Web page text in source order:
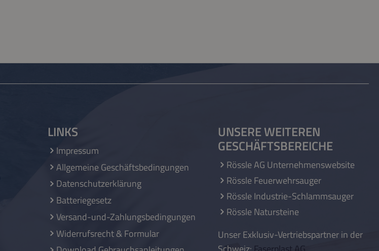
LINKS
Impressum
Allgemeine Geschäftsbedingungen
Datenschutzerklärung
Batteriegesetz
Versand-und-Zahlungsbedingungen
Widerrufsrecht & Formular
UNSERE WEITEREN
GESCHÄFTSBEREICHE
Rössle AG Unternehmenswebsite
Rössle Feuerwehrsauger
Rössle Industrie-Schlammsauger
Rössle Natursteine
Unser Exklusiv-Vertriebspartner in der